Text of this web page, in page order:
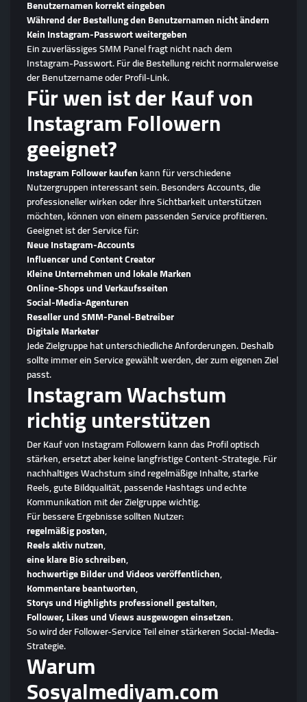
Benutzernamen korrekt eingeben
Während der Bestellung den Benutzernamen nicht ändern
Kein Instagram-Passwort weitergeben
Ein zuverlässiges SMM Panel fragt nicht nach dem
Instagram-Passwort. Für die Bestellung reicht normalerweise
der Benutzername oder Profil-Link.
Für wen ist der Kauf von
Instagram Followern
geeignet?
Instagram Follower kaufenkann für verschiedene
Nutzergruppen interessant sein. Besonders Accounts, die
professioneller wirken oder ihre Sichtbarkeit unterstützen
möchten, können von einem passenden Service profitieren.
Geeignet ist der Service für:
Neue Instagram-Accounts
Influencer und Content Creator
Kleine Unternehmen und lokale Marken
Online-Shops und Verkaufsseiten
Social-Media-Agenturen
Reseller und SMM-Panel-Betreiber
Digitale Marketer
Jede Zielgruppe hat unterschiedliche Anforderungen. Deshalb
sollte immer ein Service gewählt werden, der zum eigenen Ziel
passt.
Instagram Wachstum
richtig unterstützen
Der Kauf von Instagram Followern kann das Profil optisch
stärken, ersetzt aber keine langfristige Content-Strategie. Für
nachhaltiges Wachstum sind regelmäßige Inhalte, starke
Reels, gute Bildqualität, passende Hashtags und echte
Kommunikation mit der Zielgruppe wichtig.
Für bessere Ergebnisse sollten Nutzer:
regelmäßig posten,
Reels aktiv nutzen,
eine klare Bio schreiben,
hochwertige Bilder und Videos veröffentlichen,
Kommentare beantworten,
Storys und Highlights professionell gestalten,
Follower, Likes und Views ausgewogen einsetzen.
So wird der Follower-Service Teil einer stärkeren Social-Media-
Strategie.
Warum
Sosyalmediyam.com